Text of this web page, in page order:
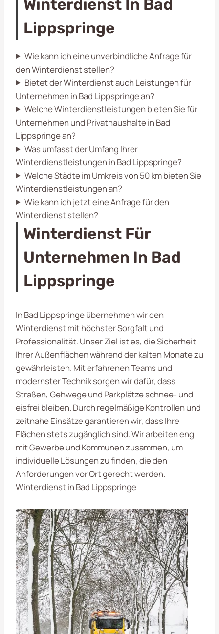
Winterdienst In Bad
Lippspringe
Wie kann ich eine unverbindliche Anfrage für
den Winterdienst stellen?
Bietet der Winterdienst auch Leistungen für
Unternehmen in Bad Lippspringe an?
Welche Winterdienstleistungen bieten Sie für
Unternehmen und Privathaushalte in Bad
Lippspringe an?
Was umfasst der Umfang Ihrer
Winterdienstleistungen in Bad Lippspringe?
Welche Städte im Umkreis von 50 km bieten Sie
Winterdienstleistungen an?
Wie kann ich jetzt eine Anfrage für den
Winterdienst stellen?
Winterdienst Für
Unternehmen In Bad
Lippspringe
In Bad Lippspringe übernehmen wir den
Winterdienst mit höchster Sorgfalt und
Professionalität. Unser Ziel ist es, die Sicherheit
Ihrer Außenflächen während der kalten Monate zu
gewährleisten. Mit erfahrenen Teams und
modernster Technik sorgen wir dafür, dass
Straßen, Gehwege und Parkplätze schnee- und
eisfrei bleiben. Durch regelmäßige Kontrollen und
zeitnahe Einsätze garantieren wir, dass Ihre
Flächen stets zugänglich sind. Wir arbeiten eng
mit Gewerbe und Kommunen zusammen, um
individuelle Lösungen zu finden, die den
Anforderungen vor Ort gerecht werden.
Winterdienst in Bad Lippspringe